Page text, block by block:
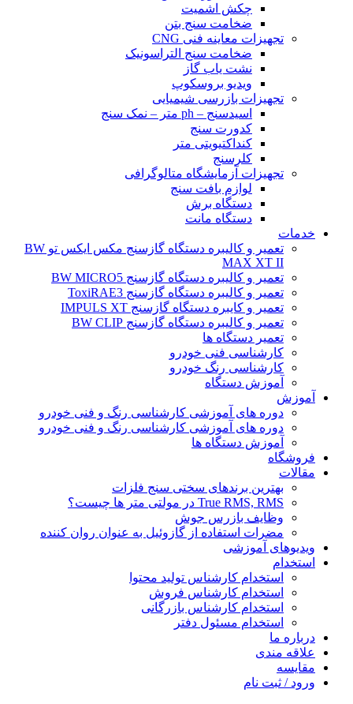
چکش اشمیت
ضخامت سنج بتن
تجهیزات معاینه فنی CNG
ضخامت سنج التراسونیک
نشت یاب گاز
ویدیو بروسکوپ
تجهیزات بازرسی شیمیایی
اسیدسنج – ph متر – نمک سنج
کدورت سنج
کنداکتیویتی متر
کلرسنج
تجهیزات آزمایشگاه متالوگرافی
لوازم بافت سنج
دستگاه برش
دستگاه مانت
خدمات
تعمیر و کالیبره دستگاه گازسنج مکس ایکس تو BW
MAX XT II
تعمیر و کالیبره دستگاه گازسنج BW MICRO5
تعمیر و کالیبره دستگاه گازسنج ToxiRAE3
تعمیر و کایبره دستگاه گازسنج IMPULS XT
تعمیر و کالیبره دستگاه گازسنج BW CLIP
تعمیر دستگاه ها
کارشناسی فنی خودرو
کارشناسی رنگ خودرو
آموزش دستگاه
آموزش
دوره های آموزشی کارشناسی رنگ و فنی خودرو
دوره های آموزشی کارشناسی رنگ و فنی خودرو
آموزش دستگاه ها
فروشگاه
مقالات
بهترین برندهای سختی سنج فلزات
True RMS, RMS در مولتی متر ها چیست؟
وظایف بازرس جوش
مضرات استفاده از گازوئیل به عنوان روان کننده
ویدیوهای آموزشی
استخدام
استخدام کارشناس تولید محتوا
استخدام کارشناس فروش
استخدام کارشناس بازرگانی
استخدام مسئول دفتر
درباره ما
علاقه مندی
مقایسه
ورود / ثبت نام